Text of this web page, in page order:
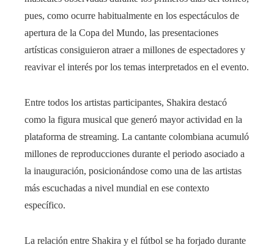
pues, como ocurre habitualmente en los espectáculos de
apertura de la Copa del Mundo, las presentaciones
artísticas consiguieron atraer a millones de espectadores y
reavivar el interés por los temas interpretados en el evento.
Entre todos los artistas participantes, Shakira destacó
como la figura musical que generó mayor actividad en la
plataforma de streaming. La cantante colombiana acumuló
millones de reproducciones durante el periodo asociado a
la inauguración, posicionándose como una de las artistas
más escuchadas a nivel mundial en ese contexto
específico.
La relación entre Shakira y el fútbol se ha forjado durante